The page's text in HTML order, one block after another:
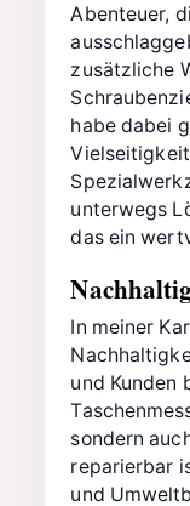
Abenteuer,
zusätzliche
habe dabei
unterwegs
das ein
In meiner
und Kunden
sondern
reparierbar
und